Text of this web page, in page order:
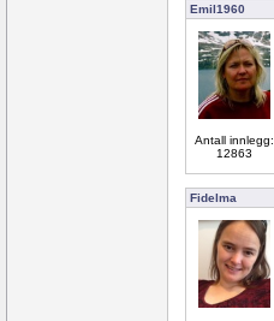
Emil1960
Antall innlegg:
12863
Fidelma